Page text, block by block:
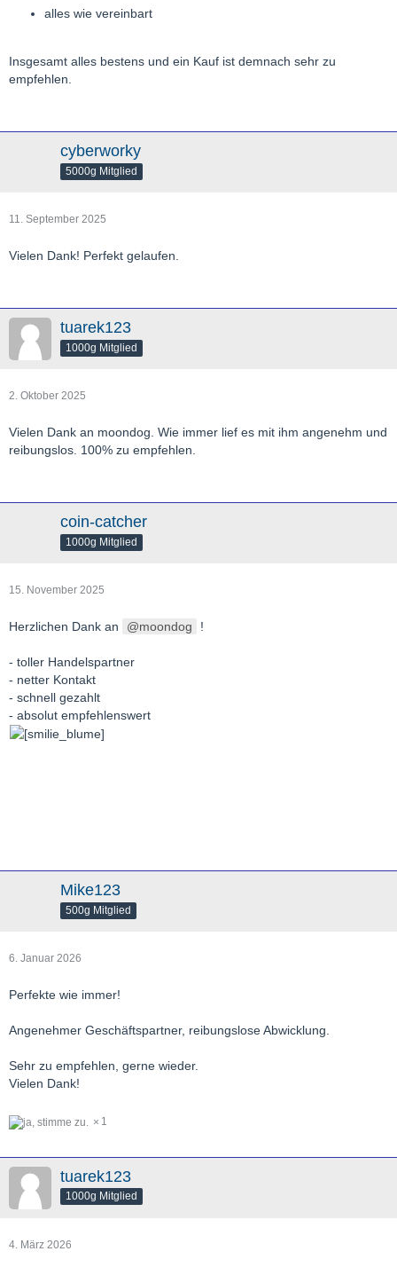
alles wie vereinbart
Insgesamt alles bestens und ein Kauf ist demnach sehr zu
empfehlen.
cyberworky
5000g Mitglied
11. September 2025
Vielen Dank! Perfekt gelaufen.
tuarek123
1000g Mitglied
2. Oktober 2025
Vielen Dank an moondog. Wie immer lief es mit ihm angenehm und
reibungslos. 100% zu empfehlen.
coin-catcher
1000g Mitglied
15. November 2025
Herzlichen Dank an moondog !
- toller Handelspartner
- netter Kontakt
- schnell gezahlt
- absolut empfehlenswert
Mike123
500g Mitglied
6. Januar 2026
Perfekte wie immer!
Angenehmer Geschäftspartner, reibungslose Abwicklung.
Sehr zu empfehlen, gerne wieder.
Vielen Dank!
1
tuarek123
1000g Mitglied
4. März 2026